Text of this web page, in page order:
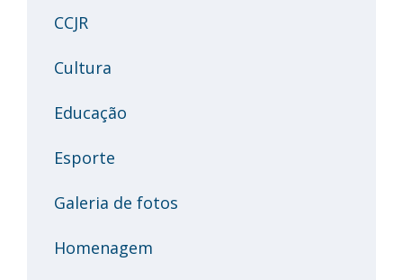
CCJR
Cultura
Educação
Esporte
Galeria de fotos
Homenagem